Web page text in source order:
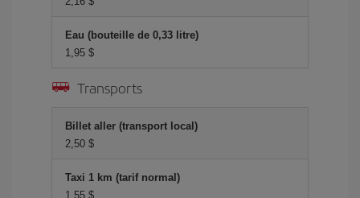
Eau (bouteille de 0,33 litre)
1,95 $
Transports
Billet aller (transport local)
2,50 $
Taxi 1 km (tarif normal)
1,55 $